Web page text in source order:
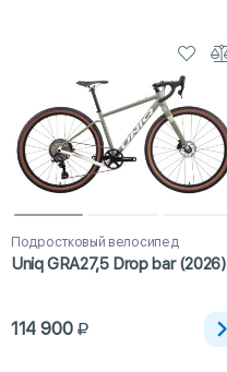
Подростковый велосипед
Uniq GRA27,5 Drop bar (2026)
114 900